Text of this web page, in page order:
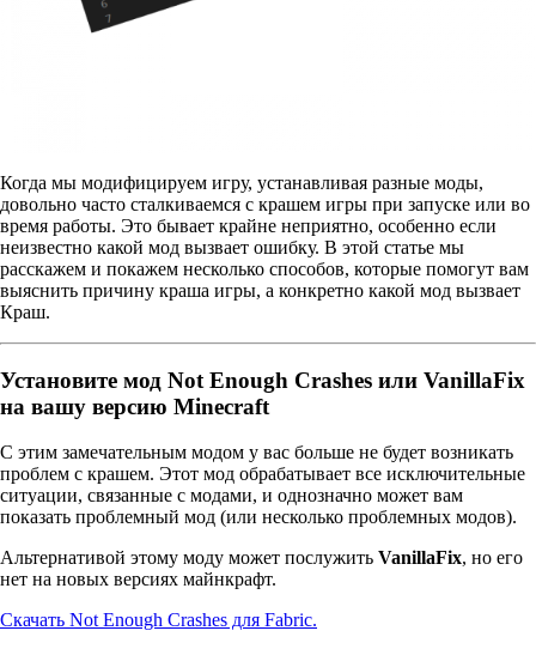
Когда мы модифицируем игру, устанавливая разные моды,
довольно часто сталкиваемся с крашем игры при запуске или во
время работы. Это бывает крайне неприятно, особенно если
неизвестно какой мод вызвает ошибку. В этой статье мы
расскажем и покажем несколько способов, которые помогут вам
выяснить причину краша игры, а конкретно какой мод вызвает
Краш.
Установите мод Not Enough Crashes или VanillaFix
на вашу версию Minecraft
С этим замечательным модом у вас больше не будет возникать
проблем с крашем. Этот мод обрабатывает все исключительные
ситуации, связанные с модами, и однозначно может вам
показать проблемный мод (или несколько проблемных модов).
Альтернативой этому моду может послужить VanillaFix, но его
нет на новых версиях майнкрафт.
Скачать Not Enough Crashes для Fabric.